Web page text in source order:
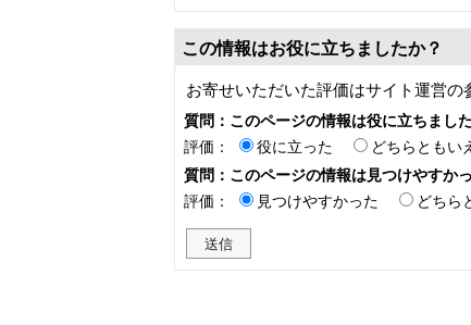
この情報はお役に立ちましたか？
お寄せいただいた評価はサイト運営の
質問：このページの情報は役に立ちまし
評価：
役に立った どちらともい
質問：このページの情報は見つけやすか
評価：
見つけやすかった どちら